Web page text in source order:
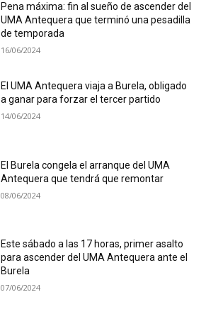
Pena máxima: fin al sueño de ascender del
UMA Antequera que terminó una pesadilla
de temporada
16/06/2024
El UMA Antequera viaja a Burela, obligado
a ganar para forzar el tercer partido
14/06/2024
El Burela congela el arranque del UMA
Antequera que tendrá que remontar
08/06/2024
Este sábado a las 17 horas, primer asalto
para ascender del UMA Antequera ante el
Burela
07/06/2024